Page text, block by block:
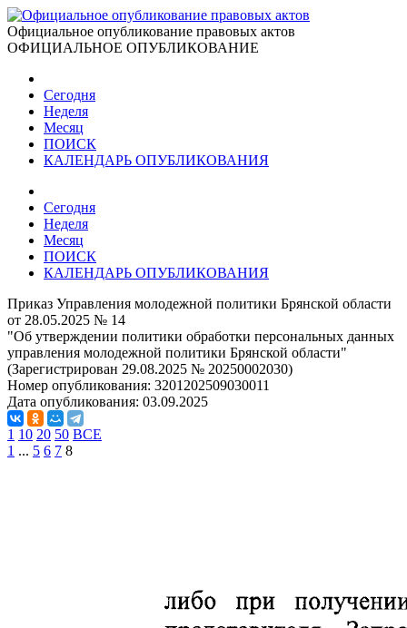
Официальное опубликование правовых актов
ОФИЦИАЛЬНОЕ ОПУБЛИКОВАНИЕ
Сегодня
Неделя
Месяц
ПОИСК
КАЛЕНДАРЬ ОПУБЛИКОВАНИЯ
Сегодня
Неделя
Месяц
ПОИСК
КАЛЕНДАРЬ ОПУБЛИКОВАНИЯ
Приказ Управления молодежной политики Брянской области
от 28.05.2025 № 14
"Об утверждении политики обработки персональных данных
управления молодежной политики Брянской области"
(Зарегистрирован 29.08.2025 № 20250002030)
Номер опубликования: 3201202509030011
Дата опубликования: 03.09.2025
1 10 20 50 ВСЕ
1 ... 5 6 7 8